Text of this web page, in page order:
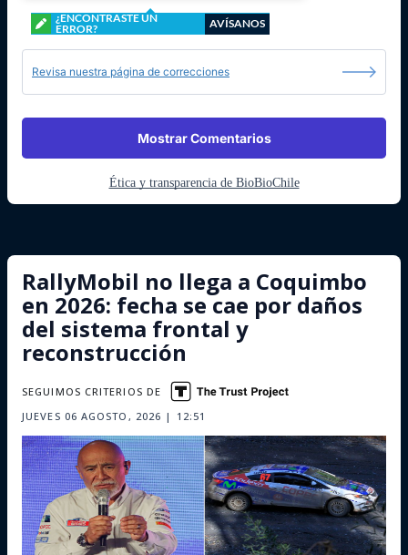
¿ENCONTRASTE UN
ERROR?
AVÍSANOS
Revisa nuestra página de correcciones
Mostrar Comentarios
Ética y transparencia de BioBioChile
RallyMobil no llega a Coquimbo
en 2026: fecha se cae por daños
del sistema frontal y
reconstrucción
JUEVES 06 AGOSTO, 2026 | 12:51
SEGUIMOS CRITERIOS DE